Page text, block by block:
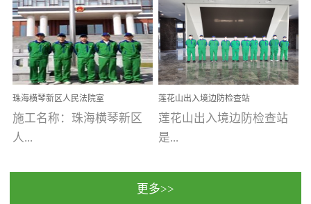
求。资质优势团队优势分
支优势优吸环保是一棵正
茁壮成长的树，只要我们
人人都爱护她、珍惜她、
她将越来越枝繁叶茂，终
将会成为一棵参天大树！
优吸环保截止2020年拥有
全国600家网点分支机构。
【东莞美豪雅致酒店】室
内空气治理项目东莞美豪
雅致酒店 东莞美豪雅
致酒店是为中高端人士...
学广州校区室内空气治
理 工程案例地址：广
州南沙区·香港科技大学(广
州)校区 工程案...
珠海横琴新区人民法院室
内除甲醛空气治理项目
施工名称：珠海横琴新区
人...
民法院室内除甲醛空气治
莲花山出入境边防检查站
室内除甲醛空气治理项目
莲花山出入境边防检查站
是...
国家通过设在对外开放口
更多>>